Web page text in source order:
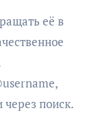
её в
поиск.